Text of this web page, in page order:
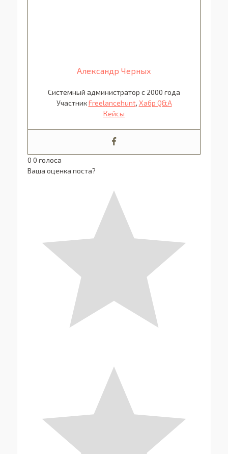
Александр Черных
Системный администратор с 2000 года
УчастникFreelancehunt, Хабр Q&A
Кейсы
0 0 голоса
Ваша оценка поста?